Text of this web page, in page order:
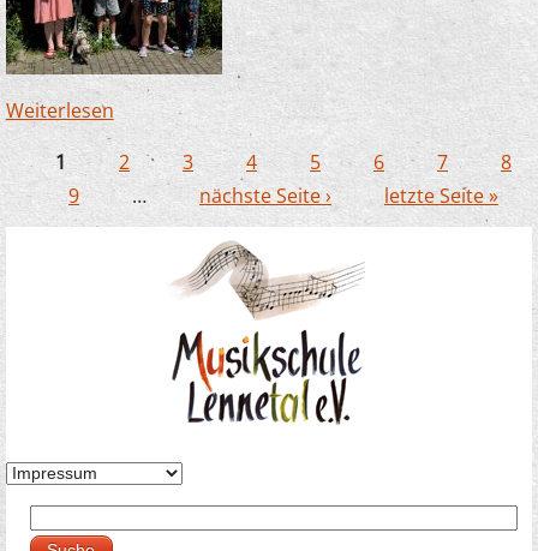
Weiterlesen über Zauberlehrlinge in Büderich – dieses Mal
mit Hund!
Seiten
1 2 3 4 5 6 7
8
9
… nächste Seite › letzte Seite »
Suchformular